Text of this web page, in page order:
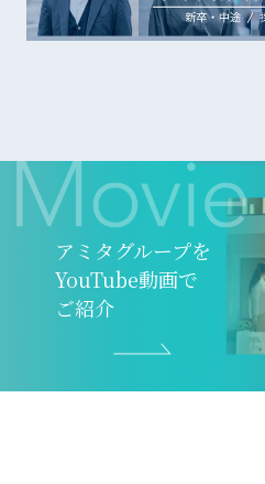
アミタグループを
YouTube動画で
ご紹介